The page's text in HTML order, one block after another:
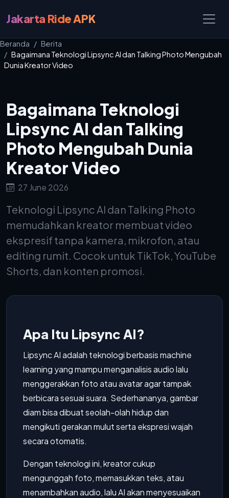
Jakarta Ride APK
Beranda
Berita
Bagaimana Teknologi Lipsync AI dan Talking Photo Mengubah
Dunia Kreator Video
Bagaimana Teknologi
Lipsync AI dan Talking
Photo Mengubah Dunia
Kreator Video
27 June 2026
Teknologi Lipsync AI dan Talking Photo
memudahkan kreator membuat video
ekspresif tanpa kamera, mikrofon, atau
editing rumit. Cocok untuk TikTok, YouTube
Shorts, dan konten promosi.
Apa Itu Lipsync AI?
Lipsync AI adalah teknologi berbasis machine
learning yang mampu menganalisis audio lalu
menggerakkan foto atau avatar agar tampak
berbicara sesuai suara. Sederhananya, gambar
diam bisa dibuat seolah-olah hidup dan
mengikuti gerakan mulut serta ekspresi wajah
secara otomatis.
Dengan teknologi ini, kreator cukup
mengunggah foto, memasukkan teks, atau
menambahkan audio, lalu AI akan menyesuaikan